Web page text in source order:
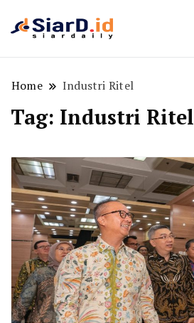
Home Industri Ritel
Tag: Industri Ritel